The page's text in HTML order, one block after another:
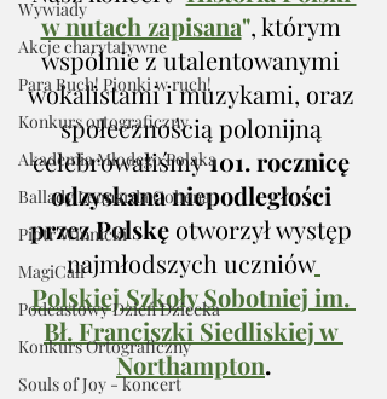
Wywiady
Akcje charytatywne
Para Buch! Pionki w ruch!
Konkurs ortograficzny
Akademia Młodego Polaka
Ballady Leonarda Cohena
Piotr Winnicki
MagiCall
Podcastowy Dzień Dziecka
Konkurs Ortograficzny
Souls of Joy - koncert
w nutach zapisana", którym
wspólnie z utalentowanymi
wokalistami i muzykami, oraz
społecznością polonijną
celebrowaliśmy 101. rocznicę
odzyskana niepodległości
przez Polskę otworzył występ
najmłodszych uczniów
Polskiej Szkoły Sobotniej im.
Bł. Franciszki Siedliskiej w
Northampton.